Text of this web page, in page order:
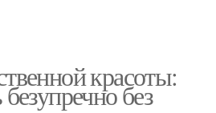
красоты:
без